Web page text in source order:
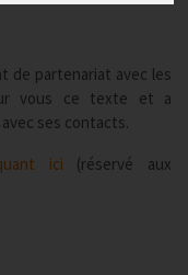
de partenariat avec les
vous ce texte et a
ses contacts.
ici (réservé aux